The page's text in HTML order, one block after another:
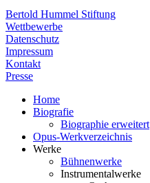
Bertold Hummel Stiftung
Wettbewerbe
Datenschutz
Impressum
Kontakt
Presse
Home
Biografie
Biographie erweitert
Opus-Werkverzeichnis
Werke
Bühnenwerke
Instrumentalwerke